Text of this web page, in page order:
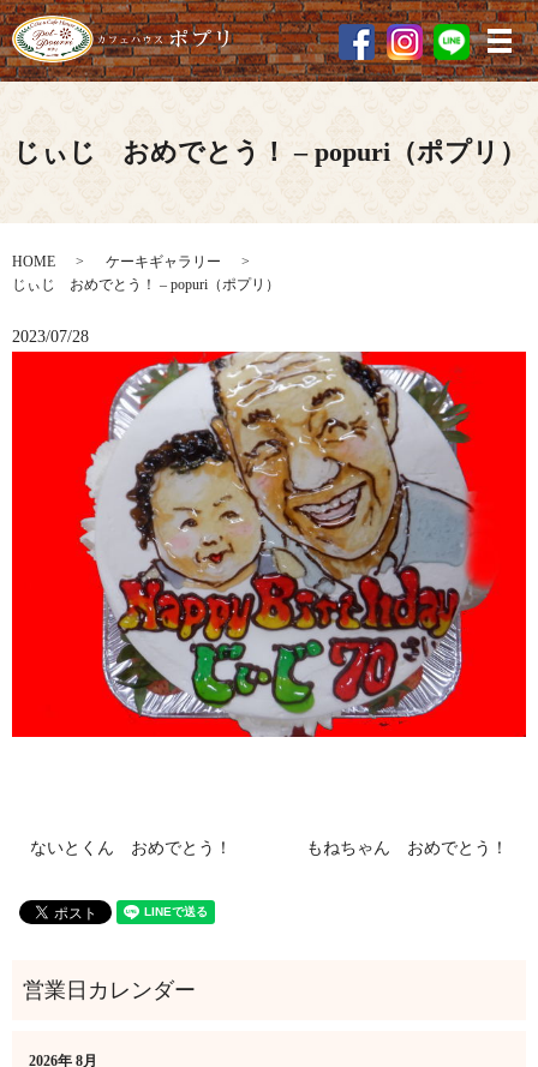
メ
じぃじ おめでとう！ – popuri（ポプリ）
HOME
ケーキギャラリー
じぃじ おめでとう！ – popuri（ポプリ）
2023/07/28
ないとくん おめでとう！ もねちゃん おめでとう！
2026年 8月